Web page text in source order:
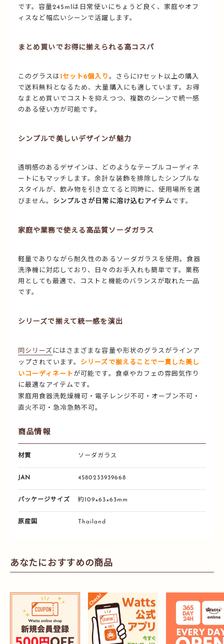
です。容量245mlは日常使いにちょうど良く、家庭やオフ
ィスなど幅広いシーンで活躍します。
まとめ買いでお得に揃えられる高コスパ
このグラスは1セット6個入り 。さらに17セット以上の購入
で送料無料となるため、大量購入にも適しています。お得
なまとめ買いでコストを抑えつつ、複数のシーンで統一感
のある使い方が可能です。
シンプルで美しいデザインが魅力
透明感のあるデザインは、どのようなテーブルコーディネ
ートにもマッチします。余計な装飾を排除したシンプルな
スタイルが、飲み物を引き立てると同時に、使用場所を選
びません。 シンプルさが日常に溶け込むアイテムです。
家庭や業務で使える高品質ソーダガラス
軽量でありながら耐久性のあるソーダガラスを使用。食器
洗浄機に対応しており、日々のお手入れも簡単です。業務
用としても最適で、コストと機能のバランスが取れた一品
です。
シリーズで揃えて統一感を演出
同シリーズ にはさまざまな容量や形状のグラスがラインア
ップされています。 シリーズで揃えることで一貫した美し
いコーディネート が可能です。食卓やカフェの雰囲気作り
に最適なアイテムです。
家庭用食器洗乾燥機可・電子レンジ不可・オーブン不可・
直火不可・急冷急熱不可。
商品情報
材質 ソーダガラス
JAN 4580233939668
パッケージサイズ 約109×63×63mm
原産国 Thailand
あなたにおすすめの商品